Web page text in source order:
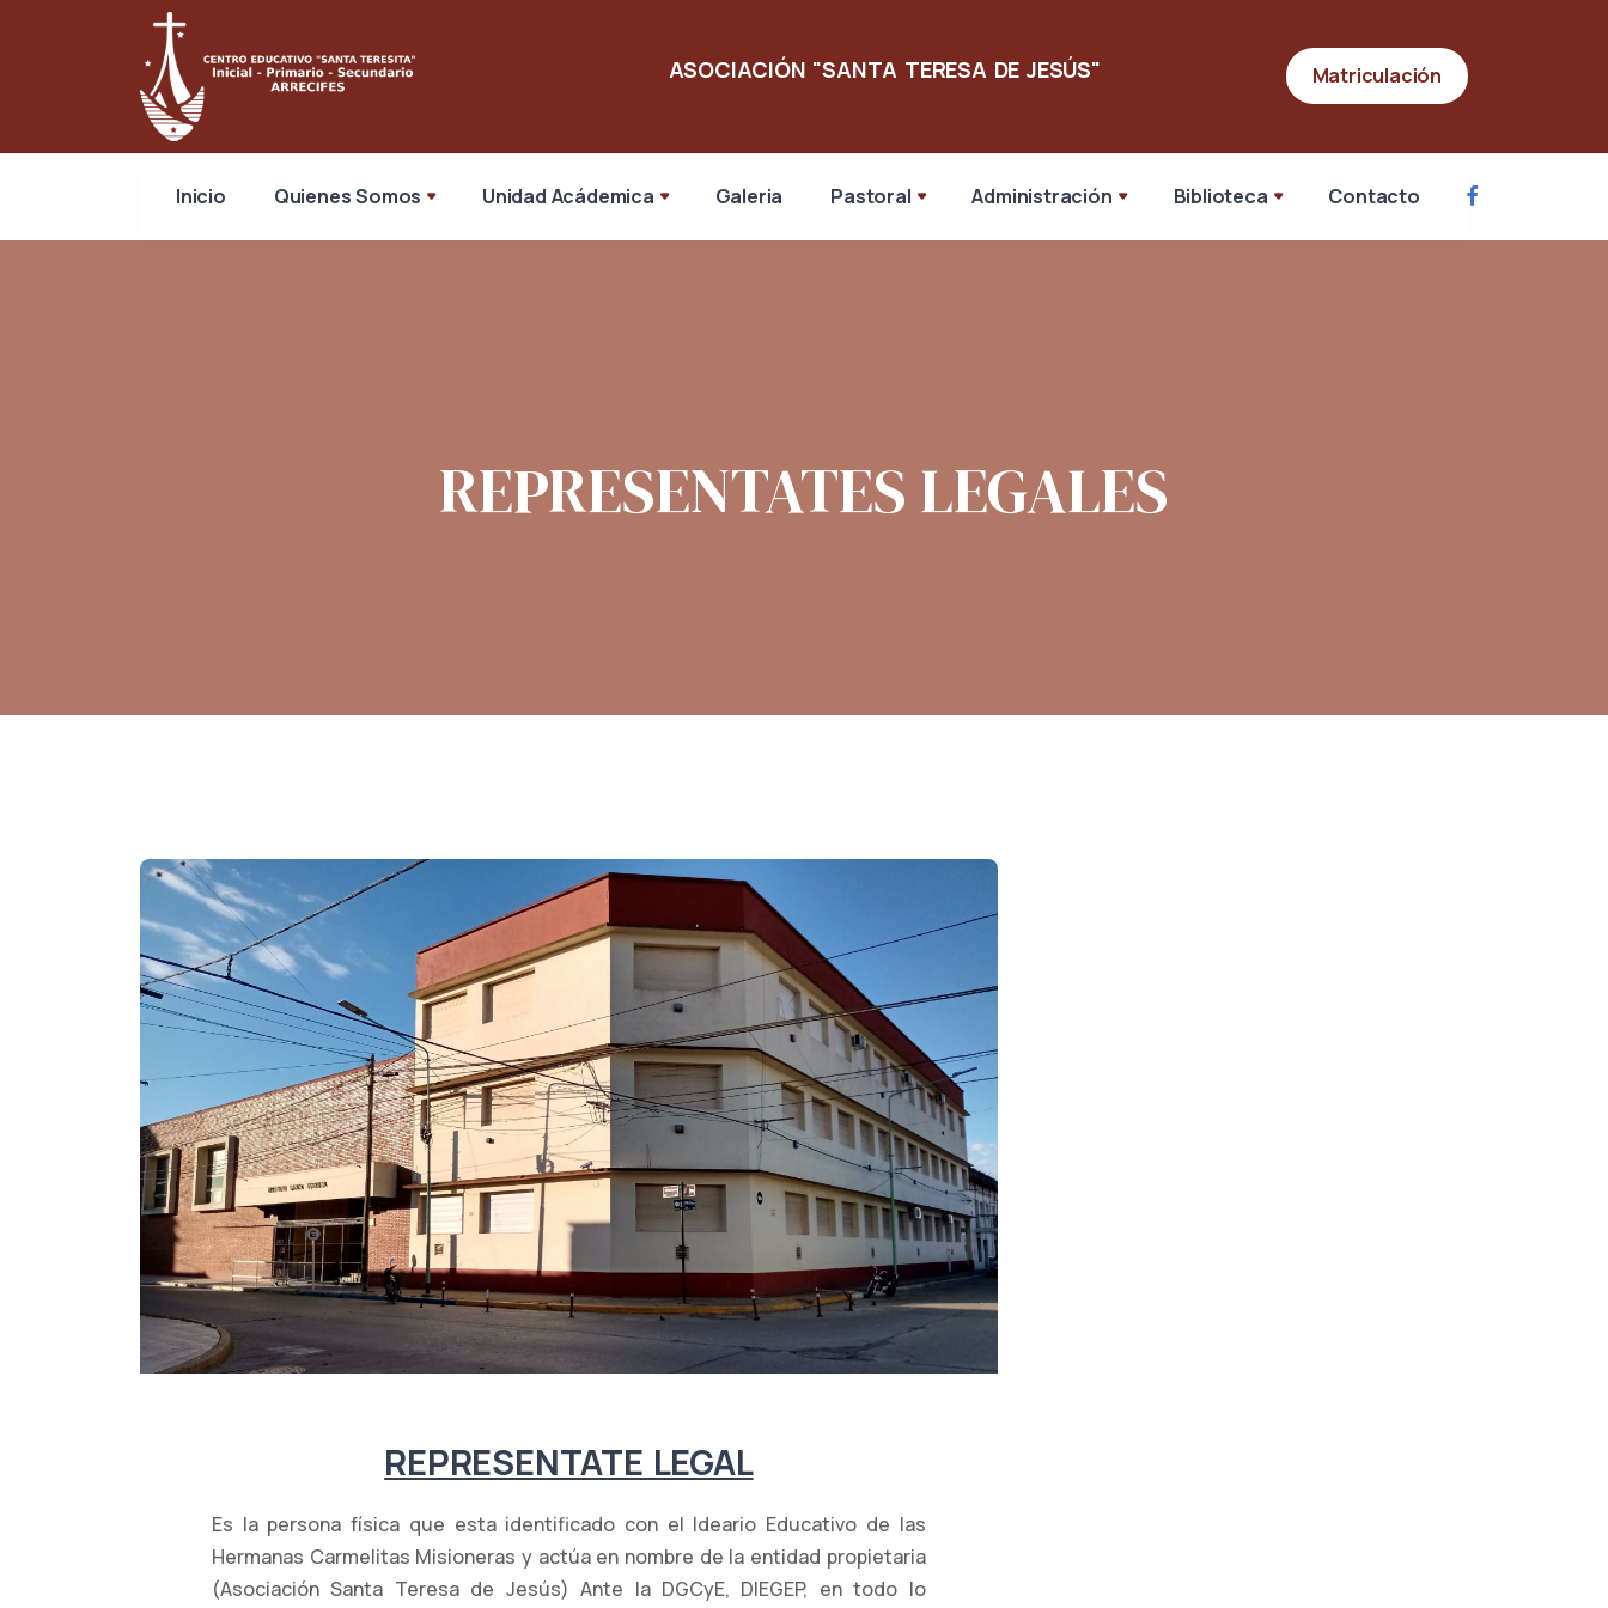
ASOCIACIÓN "SANTA TERESA DE JESÚS" Matriculación
Inicio Quienes Somos Unidad Acádemica Galeria Pastoral Administración Biblioteca Contacto
REPRESENTATES LEGALES
REPRESENTATE LEGAL
Es la persona física que esta identificado con el Ideario Educativo de las
Hermanas Carmelitas Misioneras y actúa en nombre de la entidad propietaria
(Asociación Santa Teresa de Jesús) Ante la DGCyE, DIEGEP, en todo lo